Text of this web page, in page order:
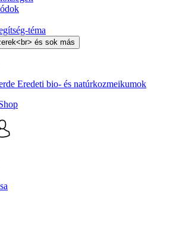
téma
Eredeti bio- és natúrkozmeikumok